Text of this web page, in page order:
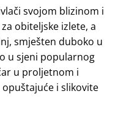
svojom blizinom i
obiteljske izlete, a
smješten duboko u
u sjeni popularnog
u proljetnom i
i slikovite